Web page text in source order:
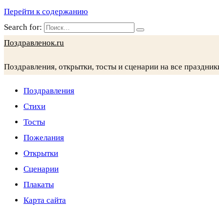
Перейти к содержанию
Search for:
Поздравленок.ru
Поздравления, открытки, тосты и сценарии на все
Поздравления
Стихи
Тосты
Пожелания
Открытки
Сценарии
Плакаты
Карта сайта